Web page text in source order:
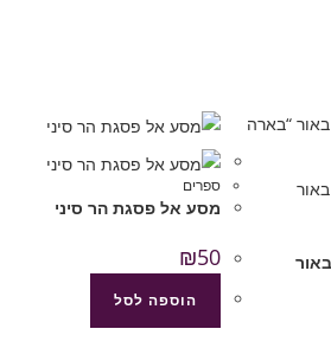
ספרים
מסע אל פסגת הר סיני
₪50
הוספה לסל